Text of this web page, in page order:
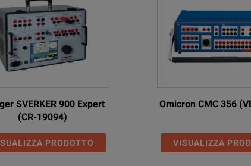
1 x 150 VA at 75 ... 250 V
SVERKER 900 Expert
(CR-19094)
PRODOTTO
Omicron CMC 356
VISUALIZZA